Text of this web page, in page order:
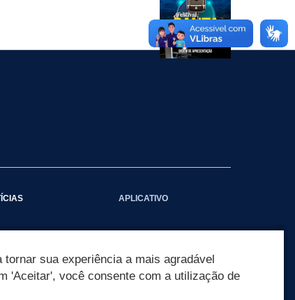
APLICATIVO
sua experiência a mais agradável
'Aceitar', você consente com a utilização de